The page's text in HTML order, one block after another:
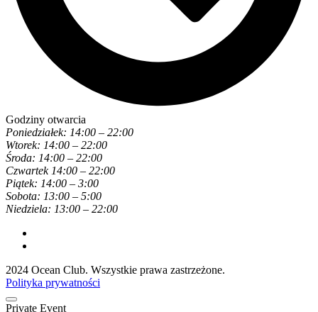
Godziny otwarcia
Poniedziałek: 14:00 – 22:00
Wtorek: 14:00 – 22:00
Środa: 14:00 – 22:00
Czwartek 14:00 – 22:00
Piątek: 14:00 – 3:00
Sobota: 13:00 – 5:00
Niedziela: 13:00 – 22:00
2024 Ocean Club. Wszystkie prawa zastrzeżone.
Polityka prywatności
Private Event